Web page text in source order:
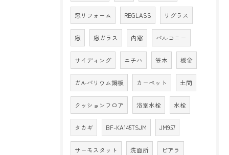
窓リフォーム REGLASS リグラス
窓 窓ガラス 内窓 バルコニー
サイディング ニチハ 笠木 板金
ガルバリウム鋼板 カーペット 土間
クッションフロア 浴室水栓 水栓
タカギ BF-KA145TSJM JM957
サーモスタット 洗面所 ピアラ